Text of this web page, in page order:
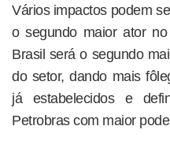
Vários impactos podem
o segundo maior ator
Brasil será o segundo
do setor, dando mais
já estabelecidos e
Petrobras com maior